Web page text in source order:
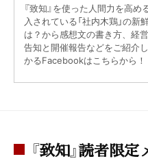
『致知』を使った人間力を高
入されている「社内木鶏」の
は？から感想文の書き方、経
告知と開催報告などをご紹介
かるFacebookはこちらから！
『致知』読者限